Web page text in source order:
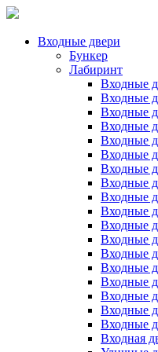
Входные двери
Бункер
Лабиринт
Входные
Входные
Входные
Входные
Входные
Входные
Входные
Входные
Входные
Входные
Входные
Входные
Входные
Входные
Входные
Входные
Входные
Входные
Входная